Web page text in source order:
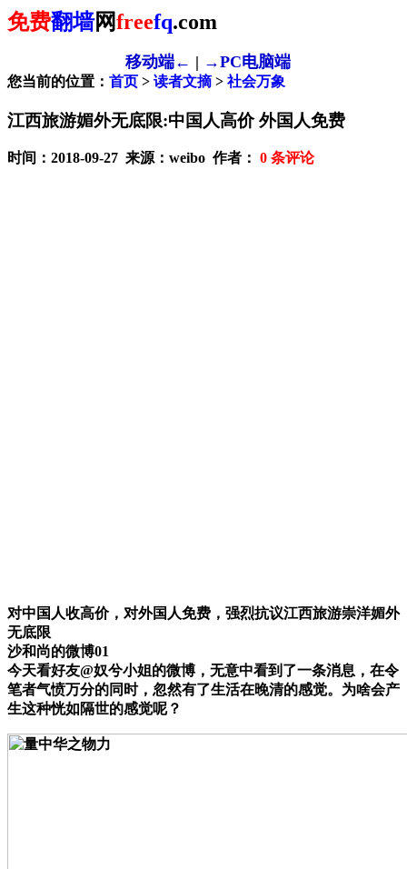
免费翻墙网freefq.com
移动端← | →PC电脑端
您当前的位置： 首页 > 读者文摘> 社会万象
江西旅游媚外无底限:中国人高价 外国人免费
时间：2018-09-27 来源：weibo 作者： 0 条评论
对中国人收高价，对外国人免费，强烈抗议江西旅游崇洋媚外
无底限
沙和尚的微博01
今天看好友@奴兮小姐的微博，无意中看到了一条消息，在令
笔者气愤万分的同时，忽然有了生活在晚清的感觉。为啥会产
生这种恍如隔世的感觉呢？​​